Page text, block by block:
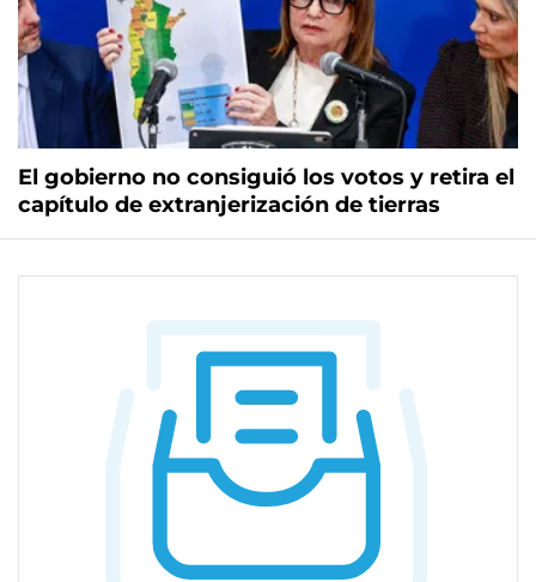
El gobierno no consiguió los votos y retira el
capítulo de extranjerización de tierras